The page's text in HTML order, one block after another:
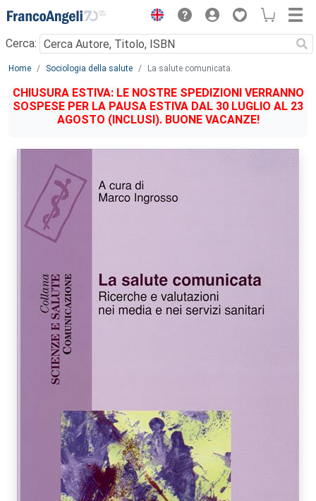
Menu
Cerca:
Main content
Home Sociologia della salute La salute comunicata.
CHIUSURA ESTIVA: LE NOSTRE SPEDIZIONI VERRANNO
SOSPESE PER LA PAUSA ESTIVA DAL 30 LUGLIO AL 23
AGOSTO (INCLUSI). BUONE VACANZE!